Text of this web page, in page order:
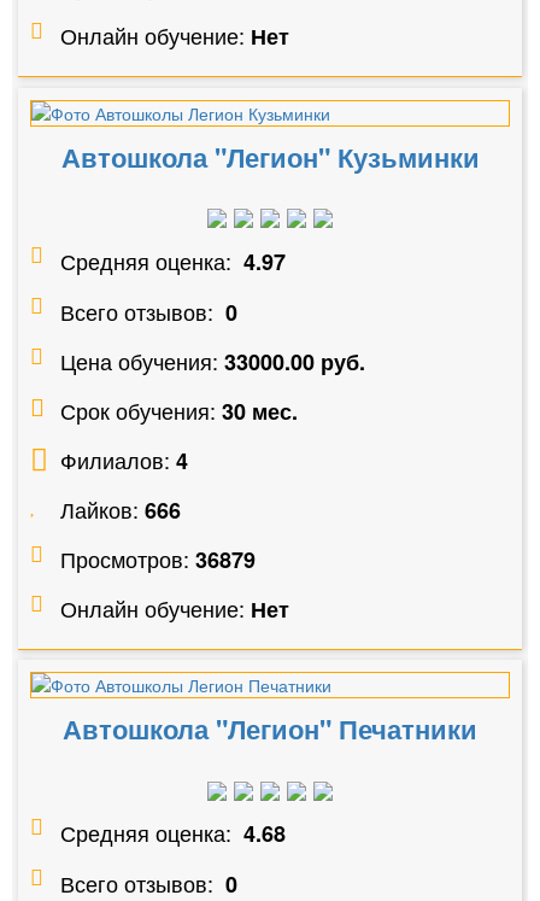
Онлайн обучение: Нет
Автошкола "Легион" Кузьминки
Средняя оценка: 4.97
Всего отзывов: 0
Цена обучения: 33000.00 руб.
Срок обучения: 30 мес.
Филиалов: 4
Лайков: 666
Просмотров: 36879
Онлайн обучение: Нет
Автошкола "Легион" Печатники
Средняя оценка: 4.68
Всего отзывов: 0